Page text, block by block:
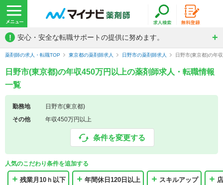
! 安心・安全な転職サポートの提供に努めます。
薬剤師の求人・転職TOP 東京都の薬剤師求人 日野市の薬剤師求人 日野市(東京都)の年
日野市(東京都)の年収450万円以上の薬剤師求人・転職情報
一覧
勤務地
日野市(東京都)
その他
年収450万円以上
条件を変更する
人気のこだわり条件を追加する
残業月10ｈ以下 年間休日120日以上 スキルアップ